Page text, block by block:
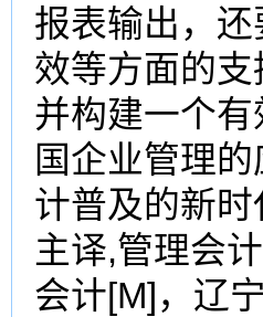
报表输出，
效等方面的
并构建一个
国企业管理
计普及的新
主译,管理会
会计[M]，辽